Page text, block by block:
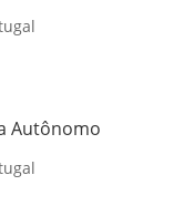
Autônomo